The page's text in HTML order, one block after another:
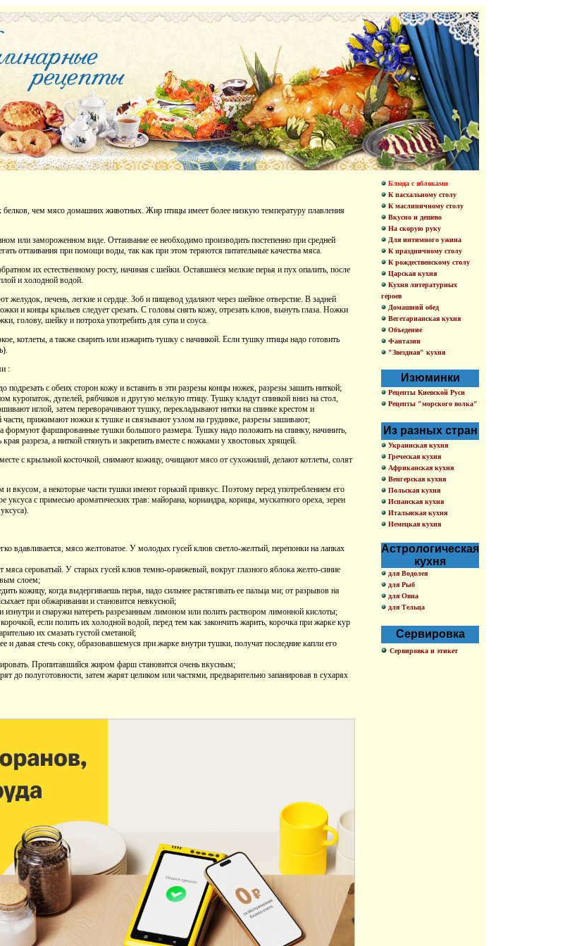
чем мясо домашних животных. Жир птицы имеет более низкую температуру плавления
или замороженном виде. Оттаивание ее необходимо производить постепенно при средней
оттаивания при помощи воды, так как при этом теряются питательные качества мяса.
их естественному росту, начиная с шейки. Оставшиеся мелкие перья и пух опалить, после
и холодной водой.
печень, легкие и сердце. Зоб и пищевод удаляют через шейное отверстие. В задней
и концы крыльев следует срезать. С головы снять кожу, отрезать клюв, вынуть глаза. Ножки
голову, шейку и потроха употребить для супа и соуса.
котлеты, а также сварить или изжарить тушку с начинкой. Если тушку птицы надо готовить
:
с обеих сторон кожу и вставить в эти разрезы концы ножек, разрезы зашить ниткой;
куропаток, дупелей, рябчиков и другую мелкую птицу. Тушку кладут спинкой вниз на стол,
иглой, затем переворачивают тушку, перекладывают нитки на спинке крестом и
прижимают ножки к тушке и связывают узлом на грудинке, разрезы зашивают;
фаршированные тушки большого размера. Тушку надо положить на спинку, начинить,
разреза, а ниткой стянуть и закрепить вместе с ножками у хвостовых хрящей.
с крыльной косточкой, снимают кожицу, очищают мясо от сухожилий, делают котлеты, солят
вкусом, а некоторые части тушки имеют горький привкус. Поэтому перед употреблением его
уксуса с примесью ароматических трав: майорана, кориандра, корицы, мускатного ореха, зерен
вдавливается, мясо желтоватое. У молодых гусей клюв светло-желтый, перепонки на лапках
мяса сероватый. У старых гусей клюв темно-оранжевый, вокруг глазного яблока желто-синие
слоем;
кожицу, когда выдергиваешь перья, надо сильнее растягивать ее пальца ми; от разрывов на
при обжаривании и становится невкусной;
и снаружи натереть разрезанным лимоном или полить раствором лимонной кислоты;
если полить их холодной водой, перед тем как закончить жарить, корочка при жарке кур
их смазать густой сметаной;
и давая стечь соку, образовавшемуся при жарке внутри тушки, получат последние капли его
Пропитавшийся жиром фарш становится очень вкусным;
до полуготовности, затем жарят целиком или частями, предварительно запанировав в сухарях
Блюда с яблоками
К пасхальному столу
К маслиничному столу
Вкусно и дешево
На скорую руку
Для интимного ужина
К праздничному столу
К рождественскому столу
Царская кухня
Кухня литературных
героев
Домашний обед
Вегетарианская кухня
Объедение
Фантазии
"Звездная" кухня
Изюминки
Рецепты Киевской Руси
Рецепты "морского волка"
Из разных стран
Украинская кухня
Греческая кухня
Африканская кухня
Венгерская кухня
Польская кухня
Испанская кухня
Итальяская кухня
Немецкая кухня
Астрологическая
кухня
для Водолея
для Рыб
для Овна
для Тельца
Сервировка
Сервировка и этикет